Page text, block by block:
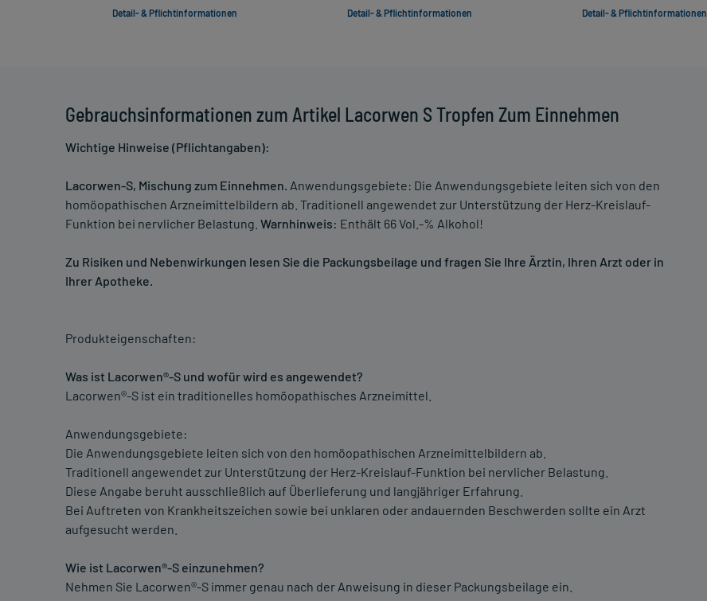
Gebrauchsinformationen zum Artikel Lacorwen S Tropfen Zum Einnehmen
Wichtige Hinweise (Pflichtangaben):
Lacorwen-S, Mischung zum Einnehmen. Anwendungsgebiete: Die Anwendungsgebiete leiten sich von den
homöopathischen Arzneimittelbildern ab. Traditionell angewendet zur Unterstützung der Herz-Kreislauf-
Funktion bei nervlicher Belastung. Warnhinweis: Enthält 66 Vol.-% Alkohol!
Zu Risiken und Nebenwirkungen lesen Sie die Packungsbeilage und fragen Sie Ihre Ärztin, Ihren Arzt oder in
Ihrer Apotheke.
Produkteigenschaften:
Was ist Lacorwen®-S und wofür wird es angewendet?
Lacorwen®-S ist ein traditionelles homöopathisches Arzneimittel.
Anwendungsgebiete:
Die Anwendungsgebiete leiten sich von den homöopathischen Arzneimittelbildern ab.
Traditionell angewendet zur Unterstützung der Herz-Kreislauf-Funktion bei nervlicher Belastung.
Diese Angabe beruht ausschließlich auf Überlieferung und langjähriger Erfahrung.
Bei Auftreten von Krankheitszeichen sowie bei unklaren oder andauernden Beschwerden sollte ein Arzt
aufgesucht werden.
Wie ist Lacorwen®-S einzunehmen?
Nehmen Sie Lacorwen®-S immer genau nach der Anweisung in dieser Packungsbeilage ein.
Detail- & Pflichtinformationen Detail- & Pflichtinformationen Detail- & Pflichtinformationen